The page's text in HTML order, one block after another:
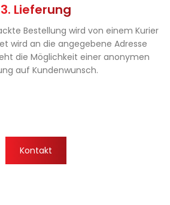
3. Lieferung
Bestellung wird von einem Kurier
wird an die angegebene Adresse
die Möglichkeit einer anonymen
auf Kundenwunsch.
Kontakt